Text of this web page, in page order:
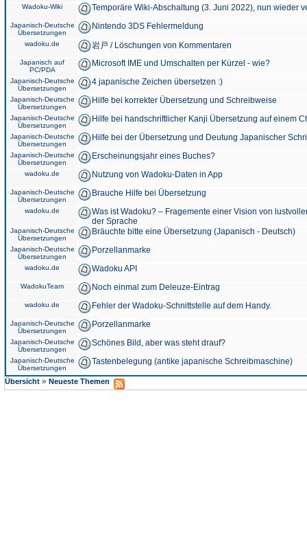
Wadoku-Wiki Temporäre Wiki-Abschaltung (3. Juni 2022), nun wieder
Japanisch-Deutsche
Übersetzungen
Nintendo 3DS Fehlermeldung
wadoku.de 岩戸 / Löschungen von Kommentaren
Japanisch auf
PC/PDA
Microsoft IME und Umschalten per Kürzel - wie?
Japanisch-Deutsche
Übersetzungen
4 japanische Zeichen übersetzen :)
Japanisch-Deutsche
Übersetzungen
Hilfe bei korrekter Übersetzung und Schreibweise
Japanisch-Deutsche
Übersetzungen
Hilfe bei handschriftlicher Kanji Übersetzung auf einem
Japanisch-Deutsche
Übersetzungen
Hilfe bei der Übersetzung und Deutung Japanischer
Japanisch-Deutsche
Übersetzungen
Erscheinungsjahr eines Buches?
wadoku.de Nutzung von Wadoku-Daten in App
Japanisch-Deutsche
Übersetzungen
Brauche Hilfe bei Übersetzung
wadoku.de
Was ist Wadoku? – Fragemente einer Vision von
der Sprache
Japanisch-Deutsche
Übersetzungen
Bräuchte bitte eine Übersetzung (Japanisch - Deutsch)
Japanisch-Deutsche
Übersetzungen
Porzellanmarke
wadoku.de Wadoku API
WadokuTeam Noch einmal zum Deleuze-Eintrag
wadoku.de Fehler der Wadoku-Schnittstelle auf dem Handy.
Japanisch-Deutsche
Übersetzungen
Porzellanmarke
Japanisch-Deutsche
Übersetzungen
Schönes Bild, aber was steht drauf?
Japanisch-Deutsche
Übersetzungen
Tastenbelegung (antike japanische Schreibmaschine)
Übersicht » Neueste Themen